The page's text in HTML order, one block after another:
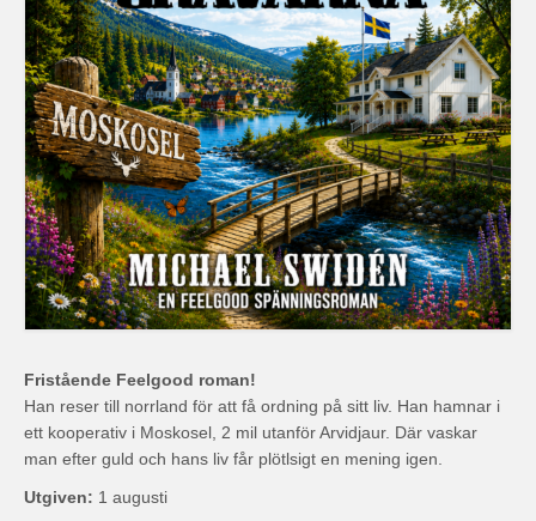
Fristående Feelgood roman!
Han reser till norrland för att få ordning på sitt liv. Han hamnar i
ett kooperativ i Moskosel, 2 mil utanför Arvidjaur. Där vaskar
man efter guld och hans liv får plötlsigt en mening igen.
Utgiven: 1 augusti